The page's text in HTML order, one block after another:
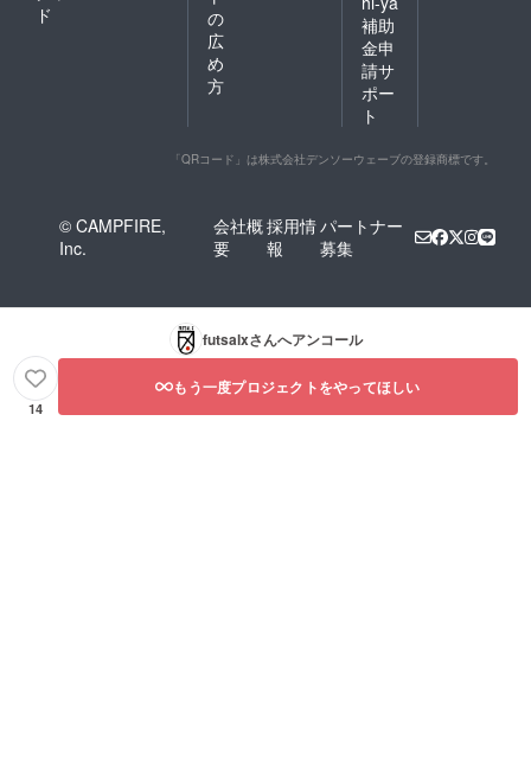
ド
の
広
め
方
補助
金申
請サ
ポー
ト
「QRコード」は株式会社デンソーウェーブの登録商標です。
© CAMPFIRE,
Inc.
会社概
要
採用情
報
パートナー
募集
futsalxさんへアンコール
14
もう一度プロジェクトをやってほしい